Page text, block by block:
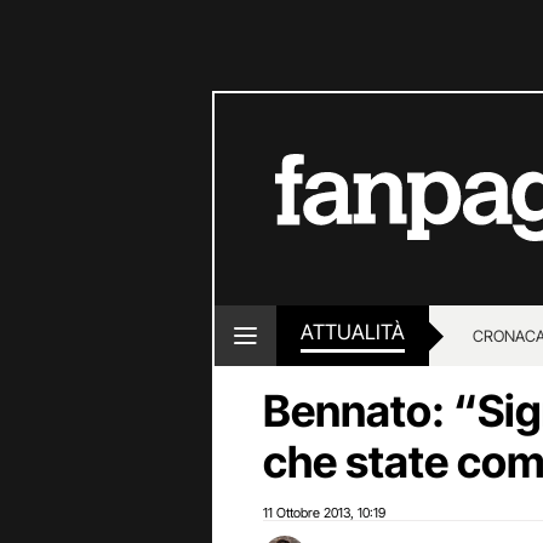
ATTUALITÀ
LOTTO E
Bennato:
che state
11 Ottobre 2013 10:19